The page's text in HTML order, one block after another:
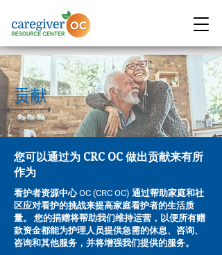
贡献
您可以通过为 CRC OC 做出贡献来有所
作为
看护者资源中心 OC (CRC OC) 通过帮助家庭和社
区应对看护的挑战来提高家庭看护者的生活质
量。 您的捐赠将帮助我们维持运营，以便所有赠
款资金都能为护理人员提供急需的休息、咨询、
咨询和其他服务，并将增强我们提供的服务。